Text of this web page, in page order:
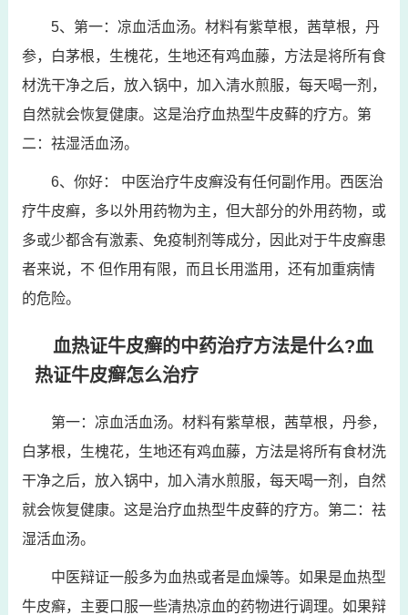
5、第一：凉血活血汤。材料有紫草根，茜草根，丹
参，白茅根，生槐花，生地还有鸡血藤，方法是将所有食
材洗干净之后，放入锅中，加入清水煎服，每天喝一剂，
自然就会恢复健康。这是治疗血热型牛皮藓的疗方。第
二：祛湿活血汤。
6、你好： 中医治疗牛皮癣没有任何副作用。西医治
疗牛皮癣，多以外用药物为主，但大部分的外用药物，或
多或少都含有激素、免疫制剂等成分，因此对于牛皮癣患
者来说，不 但作用有限，而且长用滥用，还有加重病情
的危险。
血热证牛皮癣的中药治疗方法是什么?血
热证牛皮癣怎么治疗
第一：凉血活血汤。材料有紫草根，茜草根，丹参，
白茅根，生槐花，生地还有鸡血藤，方法是将所有食材洗
干净之后，放入锅中，加入清水煎服，每天喝一剂，自然
就会恢复健康。这是治疗血热型牛皮藓的疗方。第二：祛
湿活血汤。
中医辩证一般多为血热或者是血燥等。如果是血热型
牛皮癣，主要口服一些清热凉血的药物进行调理。如果辩